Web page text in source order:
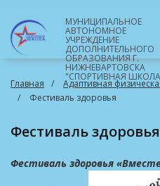
МУНИЦИПАЛЬНОЕ
АВТОНОМНОЕ
УЧРЕЖДЕНИЕ
ДОПОЛНИТЕЛЬНОГО
ОБРАЗОВАНИЯ Г.
НИЖНЕВАРТОВСКА
"СПОРТИВНАЯ
Главная
Адаптивная
Фестиваль здоровья
Фестиваль здоровья
Фестиваль здоровья